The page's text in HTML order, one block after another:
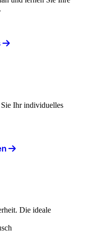
Ihr individuelles
Die ideale